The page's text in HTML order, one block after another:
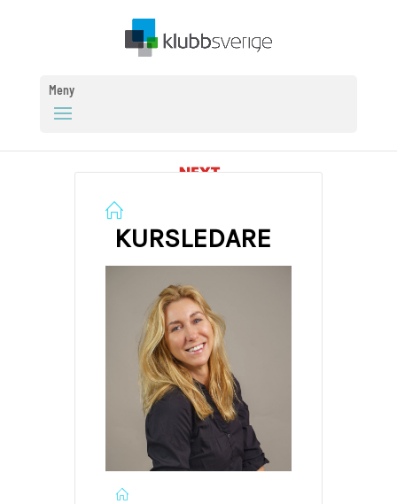
Meny
KURSLEDARE